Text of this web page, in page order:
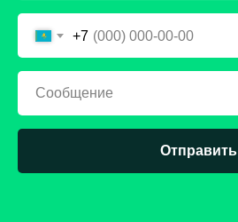
+7
Отправить